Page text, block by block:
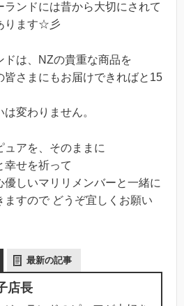
ランドには昔から大切にされて
ります☆彡
ドは、NZの貴重な商品を
皆さまにもお届けできればと15
変わりません。
ュアを、そのままに
幸せを祈って
優しいマリリメンバーと一緒に
ますので どうぞ宜しくお願い
最新の記事
店長